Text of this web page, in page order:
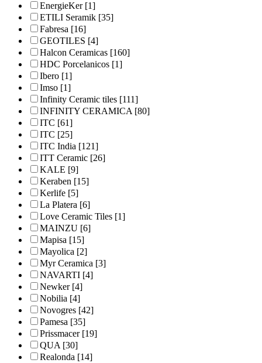
EnergieKer[1]
ETILI Seramik [35]
Fabresa [16]
GEOTILES [4]
Halcon Ceramicas [160]
HDC Porcelanicos [1]
Ibero [1]
Imso [1]
Infinity Ceramic tiles [111]
INFINITY CERAMICA[80]
ITC [61]
ITC [25]
ITC India [121]
ITT Ceramic [26]
KALE [9]
Keraben [15]
Kerlife [5]
La Platera [6]
Love Ceramic Tiles [1]
MAINZU [6]
Mapisa [15]
Mayolica [2]
Myr Ceramica [3]
NAVARTI [4]
Newker[4]
Nobilia [4]
Novogres [42]
Pamesa [35]
Prissmacer[19]
QUA[30]
Realonda [14]